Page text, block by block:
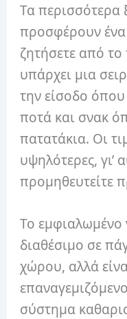
Τα περισσότερα
προσφέρουν ένα
ζητήσετε από
υπάρχει μια
την είσοδο
ποτά και σνακ
πατατάκια. Οι
υψηλότερες, γι’
προμηθευτείτε
Το εμφιαλωμένο
διαθέσιμο σε
χώρου, αλλά
σύστημα